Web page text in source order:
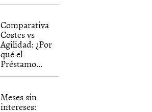
Comparativa
Costes vs
Agilidad: ¿Por
qué el
Préstamo...
Meses sin
intereses: